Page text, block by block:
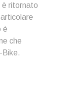
è ritornato
è
che
Bike.